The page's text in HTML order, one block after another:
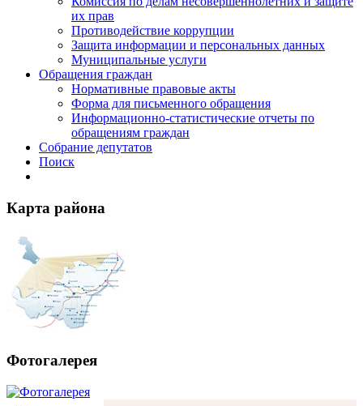
их прав
Противодействие коррупции
Защита информации и персональных данных
Муниципальные услуги
Обращения граждан
Нормативные правовые акты
Форма для письменного обращения
Информационно-статистические отчеты по
обращениям граждан
Собрание депутатов
Поиск
Карта района
Фотогалерея